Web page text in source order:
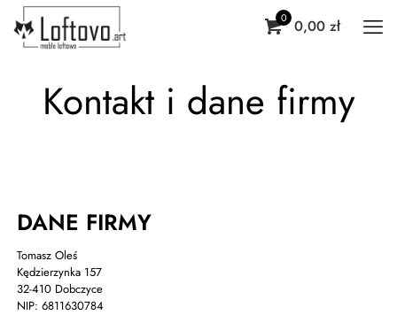
0 0,00 zł
Kontakt i dane firmy
DANE FIRMY
Tomasz Oleś
Kędzierzynka 157
32-410 Dobczyce
NIP: 6811630784